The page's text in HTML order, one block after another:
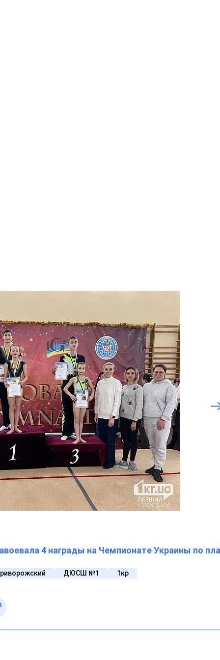
4 награды на Чемпионате Украины по
ДЮСШ №1 1кр